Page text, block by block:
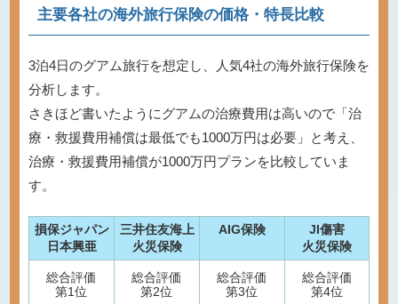
主要各社の海外旅行保険の価格・特長比較
3泊4日のグアム旅行を想定し、人気4社の海外旅行保険を
分析します。
さきほど書いたようにグアムの治療費用は高いので「治
療・救援費用補償は最低でも1000万円は必要」と考え、
治療・救援費用補償が1000万円プランを比較していま
す。
損保ジャパン
日本興亜
三井住友海上
火災保険
AIG保険
JI傷害
火災保険
総合評価
第1位
総合評価
第2位
総合評価
第3位
総合評価
第4位